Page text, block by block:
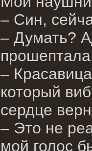
– Син,
– Думать?
–
который
сердце
– Это не
мой голос